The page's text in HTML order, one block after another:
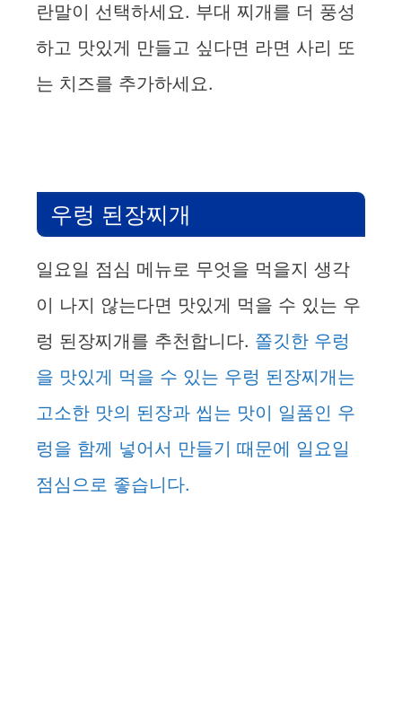
란말이 선택하세요. 부대 찌개를 더 풍성
하고 맛있게 만들고 싶다면 라면 사리 또
는 치즈를 추가하세요.
우렁 된장찌개
일요일 점심 메뉴로 무엇을 먹을지 생각
이 나지 않는다면 맛있게 먹을 수 있는 우
렁 된장찌개를 추천합니다. 쫄깃한 우렁
을 맛있게 먹을 수 있는 우렁 된장찌개는
고소한 맛의 된장과 씹는 맛이 일품인 우
렁을 함께 넣어서 만들기 때문에 일요일
점심으로 좋습니다.